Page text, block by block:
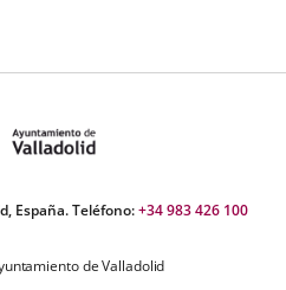
España. Teléfono:+34 983 426 100
de Valladolid